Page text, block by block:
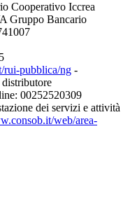
Cooperativo Iccrea
Gruppo Bancario
rui-pubblica/ng -
00252520309
dei servizi e attività
web/area-